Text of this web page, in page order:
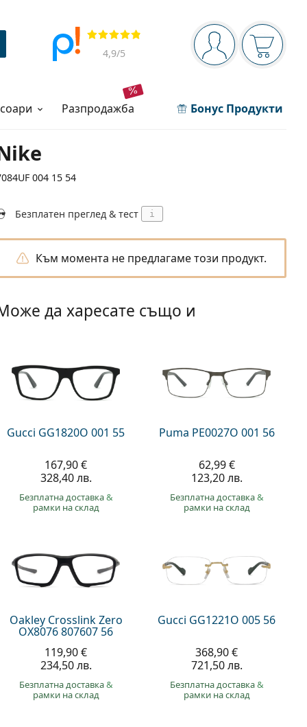
Navigation panel
Вие сте вписани
Прегледи
4,9/5
разпродажба Бонус Продукти
004 15 54
Безплатен преглед & тест i
Към момента не предлагаме този продукт.
да харесате също и
Gucci GG1820O 001 55
167,90 €
328,40 лв.
Безплатна доставка&
рамки на склад
Puma PE0027O 001 56
62,99 €
123,20 лв.
Безплатна доставка&
рамки на склад
Oakley Crosslink Zero
OX8076 807607 56
119,90 €
234,50 лв.
Безплатна доставка&
рамки на склад
Gucci GG1221O 005 56
368,90 €
721,50 лв.
Безплатна доставка&
рамки на склад